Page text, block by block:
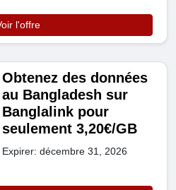
l'offre
Obtenez des données
au Bangladesh sur
Banglalink pour
seulement 3,20€/GB
Expirer: décembre 31, 2026